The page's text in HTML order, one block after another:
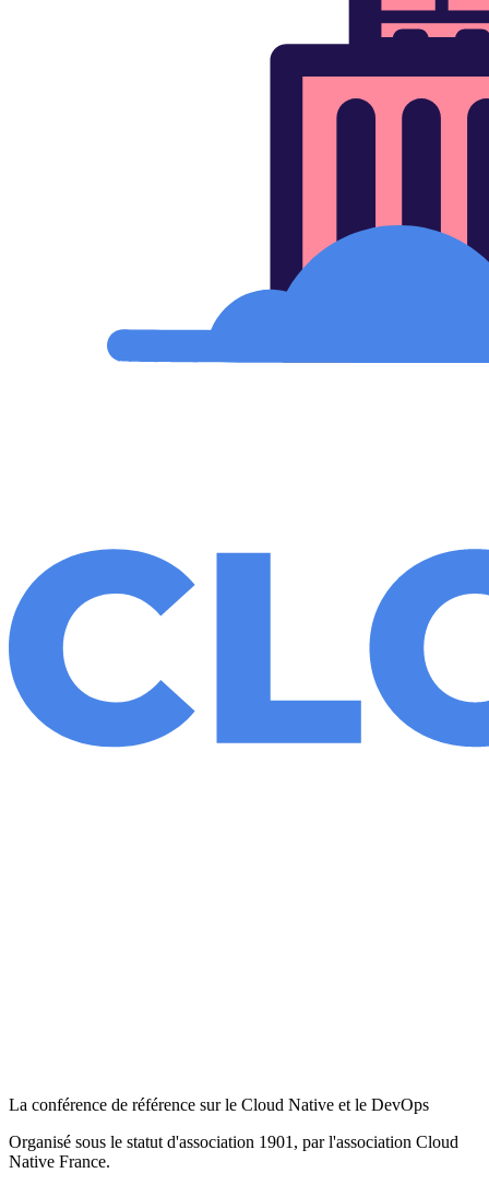
La conférence de référence sur le Cloud Native et le DevOps
Organisé sous le statut d'association 1901, par l'association Cloud
Native France.